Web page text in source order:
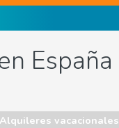
España
Alquileres vacacionales